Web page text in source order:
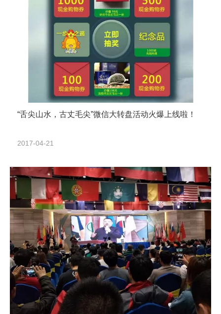
“舌尖山水，古丈毛尖”微信大转盘活动火爆上线啦！
2017-04-21